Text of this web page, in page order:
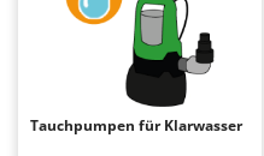
Alu-Teleskopleitern
Anbaubagger
Arbeitsschutzkleidung
ALA 2000
Tauchpumpen für Klarwasser